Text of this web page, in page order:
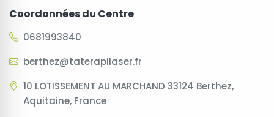
Coordonnées du Centre
0681993840
berthez@taterapilaser.fr
10 LOTISSEMENT AU MARCHAND 33124 Berthez,
Aquitaine, France